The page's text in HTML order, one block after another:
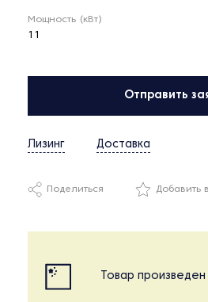
Мощность (кВт)
Отправить
Лизинг Доставка
Поделиться Добавить
Товар произведен